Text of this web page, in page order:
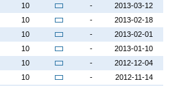
10 -
2013-03-12
10 -
2013-02-18
10 -
2013-02-01
10 -
2013-01-10
10 -
2012-12-04
10 -
2012-11-14